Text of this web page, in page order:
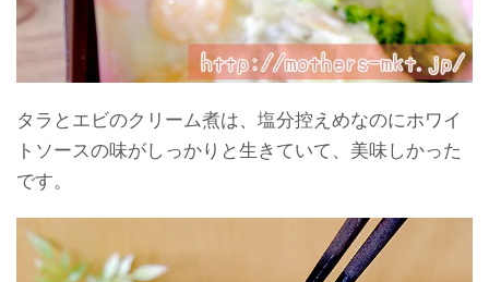
タラとエビのクリーム煮は、塩分控えめなのにホワイ
トソースの味がしっかりと生きていて、美味しかった
です。